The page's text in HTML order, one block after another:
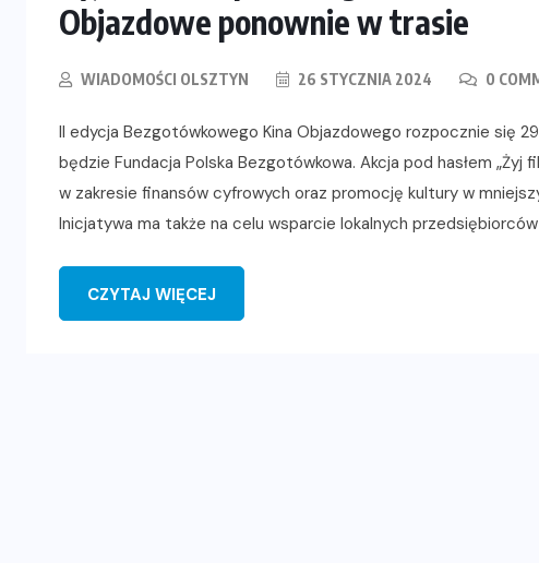
Objazdowe ponownie w trasie
WIADOMOŚCI OLSZTYN 26 STYCZNIA 2024 0
II edycja Bezgotówkowego Kina Objazdowego rozpocznie się
będzie Fundacja Polska Bezgotówkowa. Akcja pod hasłem
w zakresie finansów cyfrowych oraz promocję kultury w
Inicjatywa ma także na celu wsparcie lokalnych
CZYTAJ WIĘCEJ